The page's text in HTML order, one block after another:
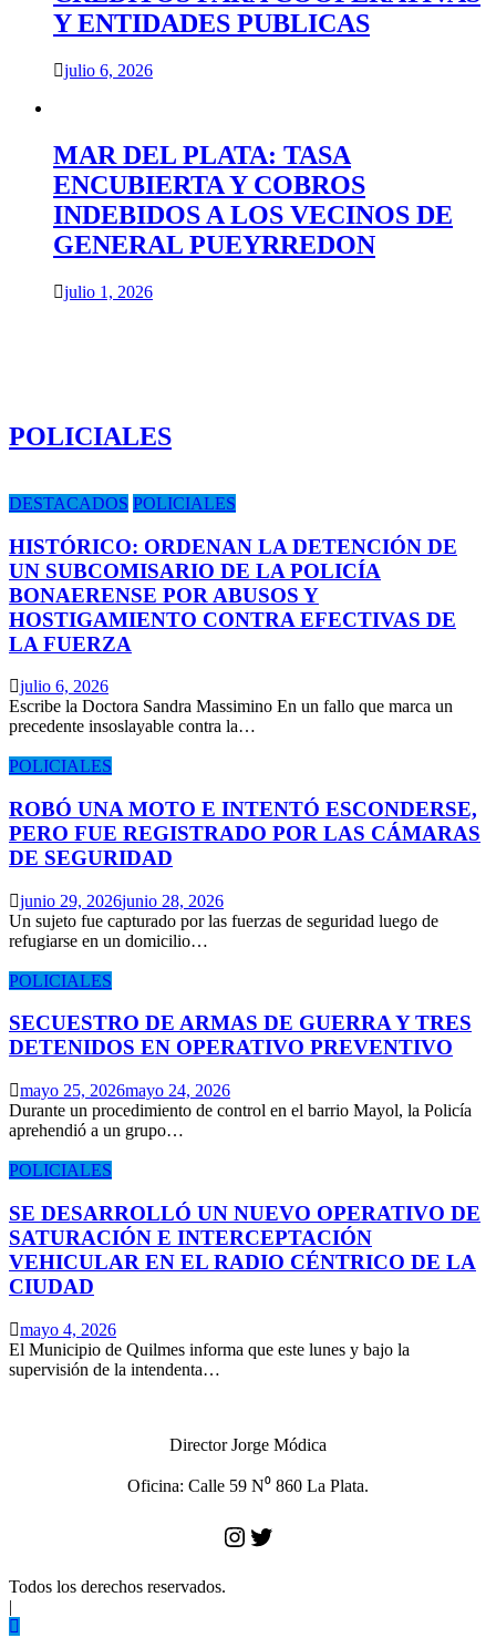
Y ENTIDADES PUBLICAS
julio 6, 2026
MAR DEL PLATA: TASA
ENCUBIERTA Y COBROS
INDEBIDOS A LOS VECINOS DE
GENERAL PUEYRREDON
julio 1, 2026
POLICIALES
DESTACADOS POLICIALES
HISTÓRICO: ORDENAN LA DETENCIÓN DE
UN SUBCOMISARIO DE LA POLICÍA
BONAERENSE POR ABUSOS Y
HOSTIGAMIENTO CONTRA EFECTIVAS DE
LA FUERZA
julio 6, 2026
Escribe la Doctora Sandra Massimino En un fallo que marca un
precedente insoslayable contra la…
POLICIALES
ROBÓ UNA MOTO E INTENTÓ ESCONDERSE,
PERO FUE REGISTRADO POR LAS CÁMARAS
DE SEGURIDAD
junio 29, 2026junio 28, 2026
Un sujeto fue capturado por las fuerzas de seguridad luego de
refugiarse en un domicilio…
POLICIALES
SECUESTRO DE ARMAS DE GUERRA Y TRES
DETENIDOS EN OPERATIVO PREVENTIVO
mayo 25, 2026mayo 24, 2026
Durante un procedimiento de control en el barrio Mayol, la Policía
aprehendió a un grupo…
POLICIALES
SE DESARROLLÓ UN NUEVO OPERATIVO DE
SATURACIÓN E INTERCEPTACIÓN
VEHICULAR EN EL RADIO CÉNTRICO DE LA
CIUDAD
mayo 4, 2026
El Municipio de Quilmes informa que este lunes y bajo la
supervisión de la intendenta…
Director Jorge Módica
Oficina: Calle 59 N⁰ 860 La Plata.
Instagram
Twitter
Todos los derechos reservados.
|